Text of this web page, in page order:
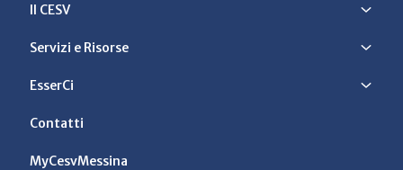
Il CESV
Servizi e Risorse
EsserCi
Contatti
MyCesvMessina